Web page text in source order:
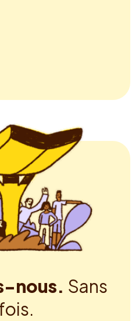
nous. Sans